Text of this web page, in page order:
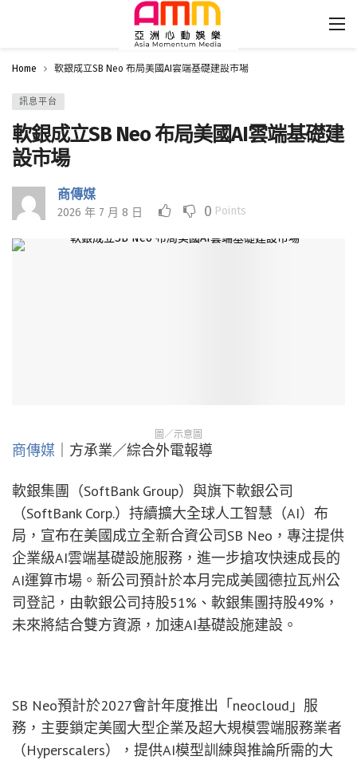
Home 軟銀成立SB Neo 布局美國AI雲端基礎建設市場
訊息平台
軟銀成立SB Neo 布局美國AI雲端基礎建
設市場
商傳媒
2026 年 7 月 8 日 0 Points
圖／示意圖
商傳媒 ｜方承業／綜合外電報導
軟銀集團（SoftBank Group）與旗下軟銀公司
（SoftBank Corp.）持續擴大全球人工智慧（AI）布
局，宣布在美國成立全新合資公司SB Neo，專注提供
企業級AI雲端基礎設施服務，進一步搶攻快速成長的
AI運算市場。新公司預計於本月完成美國德拉瓦州公
司登記，由軟銀公司持股51%、軟銀集團持股49%，
未來將結合雙方資源，加速AI基礎設施建設。
SB Neo預計於2027會計年度推出「neocloud」服
務，主要鎖定美國大型企業及超大規模雲端服務業者
（Hyperscalers），提供AI模型訓練與推論所需的大